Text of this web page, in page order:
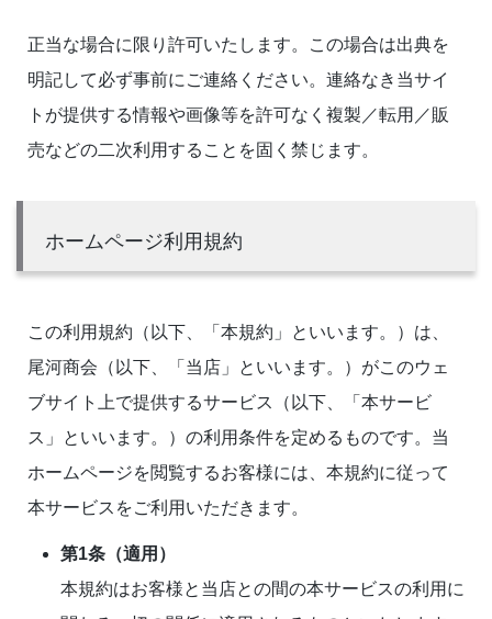
正当な場合に限り許可いたします。この場合は出典を
明記して必ず事前にご連絡ください。連絡なき当サイ
トが提供する情報や画像等を許可なく複製／転用／販
売などの二次利用することを固く禁じます。
ホームページ利用規約
この利用規約（以下、「本規約」といいます。）は、
尾河商会（以下、「当店」といいます。）がこのウェ
ブサイト上で提供するサービス（以下、「本サービ
ス」といいます。）の利用条件を定めるものです。当
ホームページを閲覧するお客様には、本規約に従って
本サービスをご利用いただきます。
第1条（適用）
本規約はお客様と当店との間の本サービスの利用に